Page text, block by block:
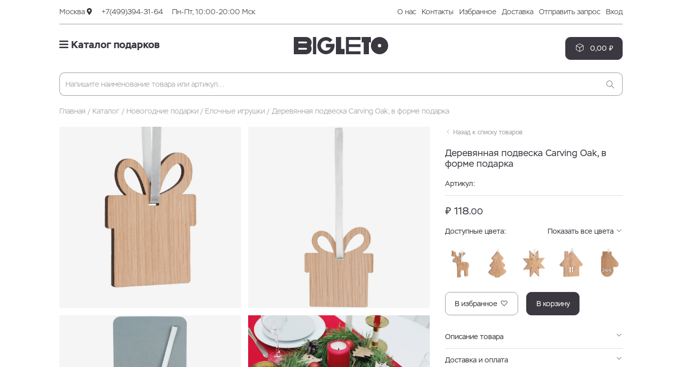
Москва +7(499)394-31-64 Пн-Пт, 10:00-20:00 Мск О нас Контакты Избранное Доставка Отправить запрос Вход
Каталог подарков 0,00 ₽
Главная Каталог Новогодние подарки Елочные игрушки Деревянная подвеска Carving Oak, в форме подарка
Назад к списку товаров
Деревянная подвеска Carving Oak, в
форме подарка
Артикул:
₽ 118.00
Доступные цвета: Показать все цвета
В избранное В корзину
Описание товара
Доставка и оплата